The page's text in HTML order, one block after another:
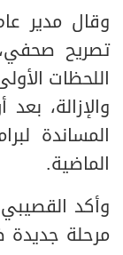
وقال مدير
تصريح
اللحظات
والإزالة،
المساندة
الماضية.
وأكد
مرحلة جديدة